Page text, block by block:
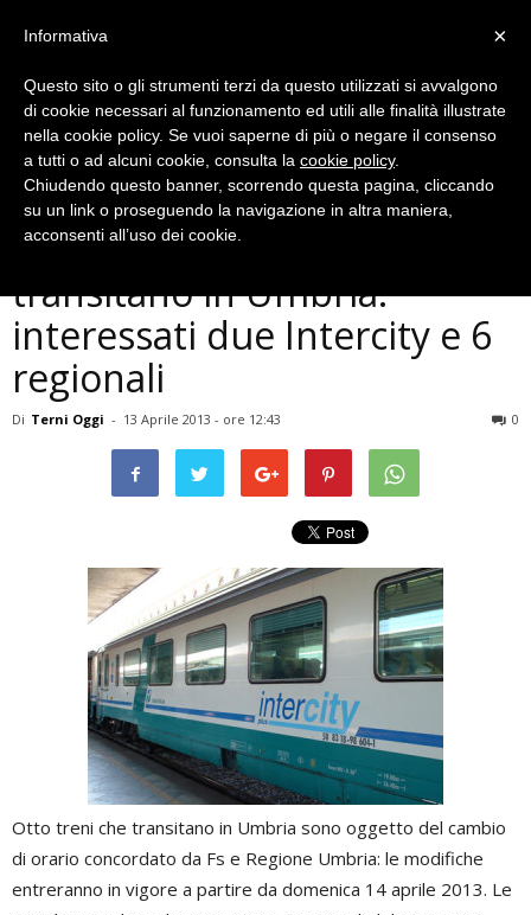
Cronaca
Nuovi orari per 8 treni che
transitano in Umbria:
interessati due Intercity e 6
regionali
Di Terni Oggi - 13 Aprile 2013 - ore 12:43 0
Otto treni che transitano in Umbria sono oggetto del cambio
di orario concordato da Fs e Regione Umbria: le modifiche
entreranno in vigore a partire da domenica 14 aprile 2013. Le
×
Informativa
Questo sito o gli strumenti terzi da questo utilizzati si avvalgono
di cookie necessari al funzionamento ed utili alle finalità illustrate
nella cookie policy. Se vuoi saperne di più o negare il consenso
a tutti o ad alcuni cookie, consulta la cookie policy.
Chiudendo questo banner, scorrendo questa pagina, cliccando
su un link o proseguendo la navigazione in altra maniera,
acconsenti all’uso dei cookie.